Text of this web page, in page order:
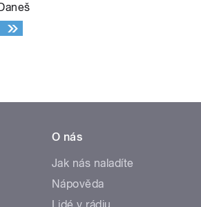
O nás
Jak nás naladíte
Nápověda